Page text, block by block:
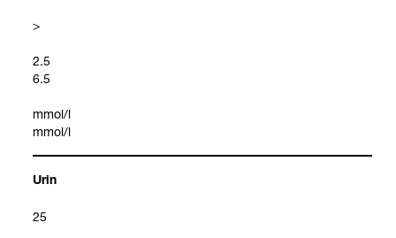
>
2.5
6.5
mmol/l
mmol/l
Urin
25